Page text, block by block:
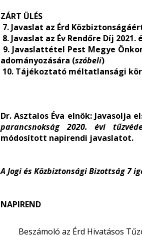
ZÁRT ÜLÉS
7. Javaslat az Érd
8. Javaslat az Év Rendőre Díj
9. Javaslattétel Pest Megye
adományozására (szóbeli)
10. Tájékoztató méltatlansági
Dr. Asztalos Éva elnök: Javasolja
parancsnokság 2020. évi
módosított napirendi javaslatot.
A Jogi és Közbiztonsági Bizottság
NAPIREND
Beszámoló az Érd Hivatásos